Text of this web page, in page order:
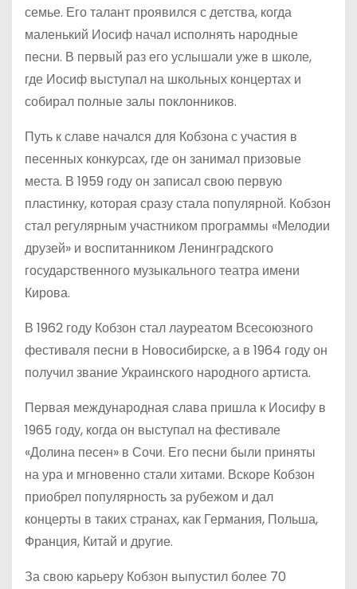
семье. Его талант проявился с детства, когда
маленький Иосиф начал исполнять народные
песни. В первый раз его услышали уже в школе,
где Иосиф выступал на школьных концертах и
собирал полные залы поклонников.
Путь к славе начался для Кобзона с участия в
песенных конкурсах, где он занимал призовые
места. В 1959 году он записал свою первую
пластинку, которая сразу стала популярной. Кобзон
стал регулярным участником программы «Мелодии
друзей» и воспитанником Ленинградского
государственного музыкального театра имени
Кирова.
В 1962 году Кобзон стал лауреатом Всесоюзного
фестиваля песни в Новосибирске, а в 1964 году он
получил звание Украинского народного артиста.
Первая международная слава пришла к Иосифу в
1965 году, когда он выступал на фестивале
«Долина песен» в Сочи. Его песни были приняты
на ура и мгновенно стали хитами. Вскоре Кобзон
приобрел популярность за рубежом и дал
концерты в таких странах, как Германия, Польша,
Франция, Китай и другие.
За свою карьеру Кобзон выпустил более 70